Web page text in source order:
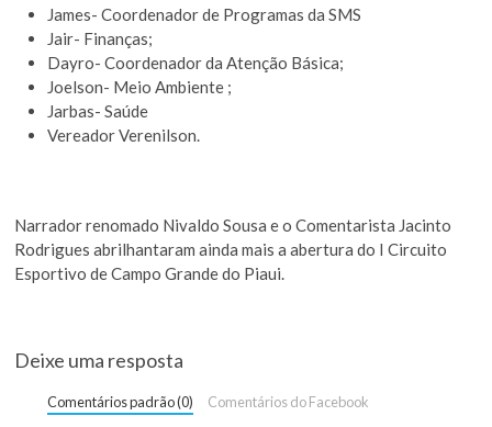
James- Coordenador de Programas da SMS
Jair- Finanças;
Dayro- Coordenador da Atenção Básica;
Joelson- Meio Ambiente ;
Jarbas- Saúde
Vereador Verenilson.
Narrador renomado Nivaldo Sousa e o Comentarista Jacinto
Rodrigues abrilhantaram ainda mais a abertura do I Circuito
Esportivo de Campo Grande do Piaui.
Deixe uma resposta
Comentários padrão (0) Comentários do Facebook